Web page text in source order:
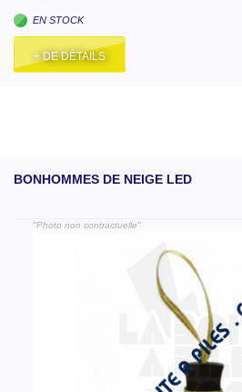
EN STOCK
+ DE DÉTAILS
BONHOMMES DE NEIGE LED
"Photo non contractuelle"